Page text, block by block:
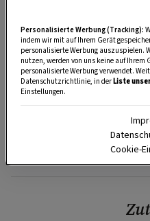
Personalisierte Werbung (Tracking):
indem wir mit auf Ihrem Gerät
personalisierte Werbung auszuspielen.
nutzen, werden von uns keine auf
personalisierte Werbung verwendet.
Datenschutzrichtlinie, in derListe
Einstellungen.
Cookie-